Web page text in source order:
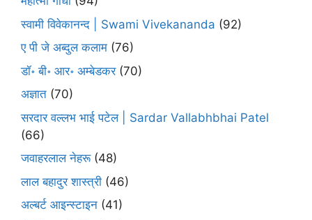
स्वामी विवेकानन्द | Swami Vivekananda (92)
ए पी जे अब्दुल कलाम (76)
डॉ॰ बी॰ आर॰ अम्बेडकर(70)
अज्ञात (70)
सरदार वल्लभ भाई पटेल | Sardar Vallabhbhai Patel
(66)
जवाहरलाल नेहरू(48)
लाल बहादुर शास्त्री (46)
अल्बर्ट आइन्स्टाइन (41)